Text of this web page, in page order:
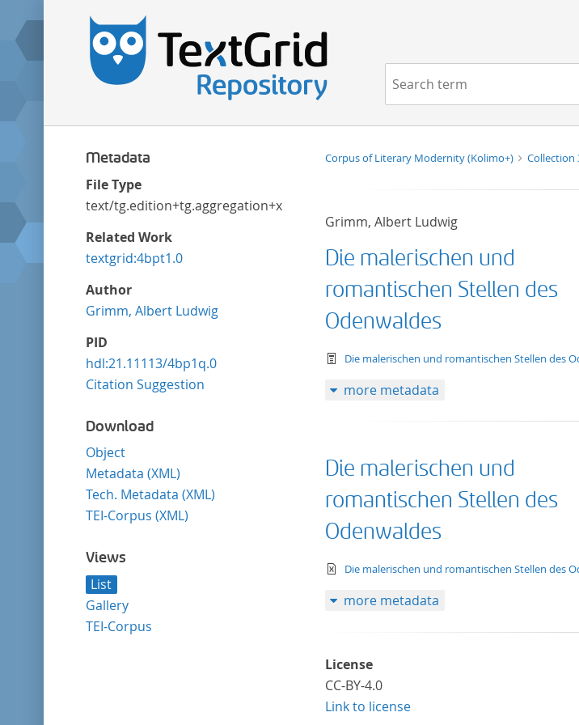
Navigation
Metadata
File Type
text/tg.edition+tg.aggregation+xml
Related Work
textgrid:4bpt1.0
Author
Grimm, Albert Ludwig
PID
hdl:21.11113/4bp1q.0
Citation Suggestion
Download
Object
Metadata (XML)
Tech. Metadata (XML)
TEI-Corpus (XML)
Views
List
Gallery
TEI-Corpus
Corpus of Literary Modernity (Kolimo+) Collection
Grimm, Albert Ludwig
Die malerischen und
romantischen Stellen des
Odenwaldes
text/tg.work+xml
Die malerischen und romantischen Stellen des
more metadata
Die malerischen und
romantischen Stellen des
Odenwaldes
text/xml
Die malerischen und romantischen Stellen des
more metadata
License
CC-BY-4.0
Link to license